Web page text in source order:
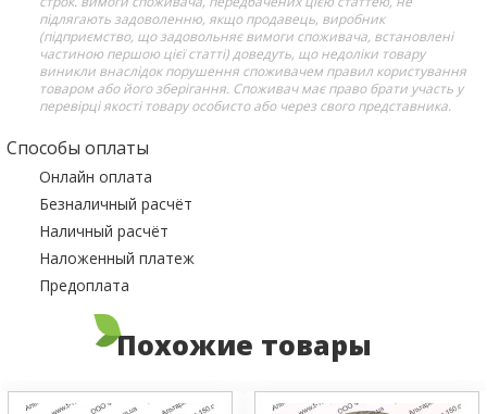
підлягають задоволенню, якщо продавець, виробник
(підприємство, що задовольняє вимоги споживача, встановлені
частиною першою цієї статті) доведуть, що недоліки товару
виникли внаслідок порушення споживачем правил користування
товаром або його зберігання. Споживач має право брати участь у
перевірці якості товару особисто або через свого представника.
Способы оплаты
Онлайн оплата
Безналичный расчёт
Наличный расчёт
Наложенный платеж
Предоплата
Похожие товары